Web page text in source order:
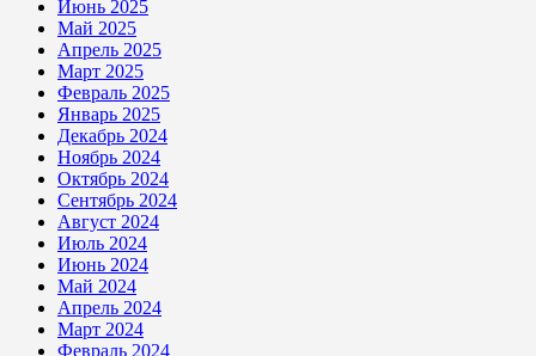
Июнь 2025
Май 2025
Апрель 2025
Март 2025
Февраль 2025
Январь 2025
Декабрь 2024
Ноябрь 2024
Октябрь 2024
Сентябрь 2024
Август 2024
Июль 2024
Июнь 2024
Май 2024
Апрель 2024
Март 2024
Февраль 2024